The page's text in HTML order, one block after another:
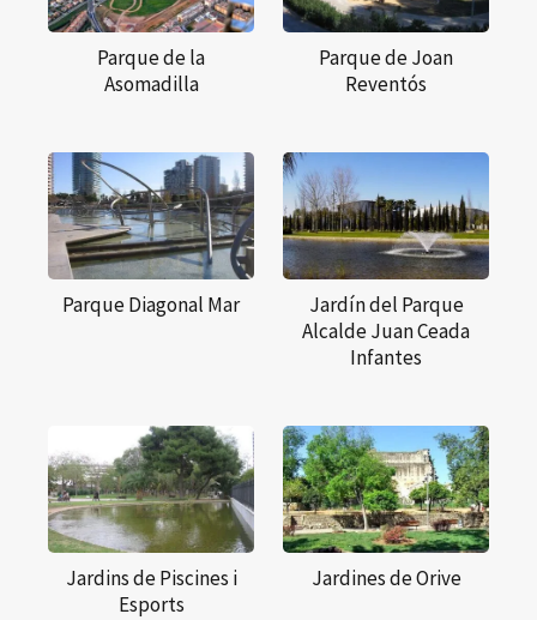
Parque de la
Asomadilla
Parque de Joan
Reventós
Parque Diagonal Mar
Jardín del Parque
Alcalde Juan Ceada
Infantes
Jardins de Piscines i
Esports
Jardines de Orive